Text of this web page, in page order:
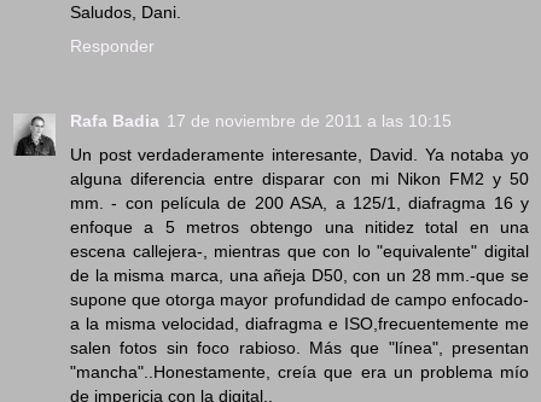
Saludos, Dani.
Responder
Rafa Badia 17 de noviembre de 2011 a las 10:15
Un post verdaderamente interesante, David. Ya notaba yo
alguna diferencia entre disparar con mi Nikon FM2 y 50
mm. - con película de 200 ASA, a 125/1, diafragma 16 y
enfoque a 5 metros obtengo una nitidez total en una
escena callejera-, mientras que con lo "equivalente" digital
de la misma marca, una añeja D50, con un 28 mm.-que se
supone que otorga mayor profundidad de campo enfocado-
a la misma velocidad, diafragma e ISO,frecuentemente me
salen fotos sin foco rabioso. Más que "línea", presentan
"mancha"..Honestamente, creía que era un problema mío
de impericia con la digital..